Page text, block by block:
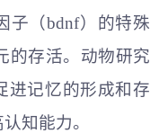
子（bdnf）的特殊
的存活。动物研究
进记忆的形成和存
知能力。